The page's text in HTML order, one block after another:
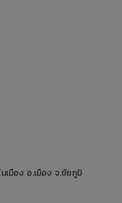
มือง อ.เมือง จ.ชัยภูมิ